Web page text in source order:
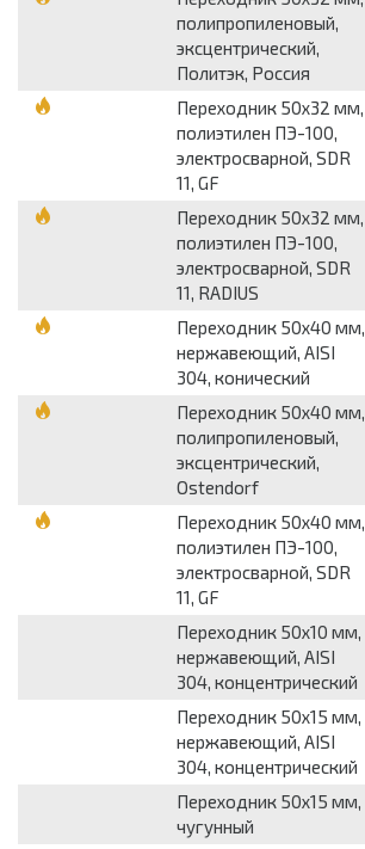
полипропиленовый,
эксцентрический,
Политэк, Россия
Переходник 50x32 мм,
полиэтилен ПЭ-100,
электросварной, SDR
11, GF
Переходник 50x32 мм,
полиэтилен ПЭ-100,
электросварной, SDR
11, RADIUS
Переходник 50x40 мм,
нержавеющий, AISI
304, конический
Переходник 50x40 мм,
полипропиленовый,
эксцентрический,
Ostendorf
Переходник 50x40 мм,
полиэтилен ПЭ-100,
электросварной, SDR
11, GF
Переходник 50x10 мм,
нержавеющий, AISI
304, концентрический
Переходник 50x15 мм,
нержавеющий, AISI
304, концентрический
Переходник 50x15 мм,
чугунный